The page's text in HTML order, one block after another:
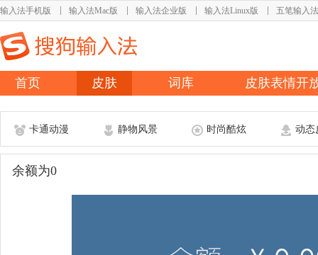
输入法手机版 输入法Mac版 输入法企业版 输入法Linux版 五笔输入法
首页 皮肤 词库 皮肤表情开
卡通动漫 静物风景 时尚酷炫 动态
余额为0